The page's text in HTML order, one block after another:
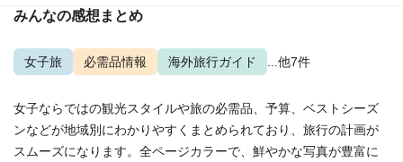
みんなの感想まとめ
女子旅 必需品情報 海外旅行ガイド ...他7件
女子ならではの観光スタイルや旅の必需品、予算、ベストシーズ
ンなどが地域別にわかりやすくまとめられており、旅行の計画が
スムーズになります。全ページカラーで、鮮やかな写真が豊富に